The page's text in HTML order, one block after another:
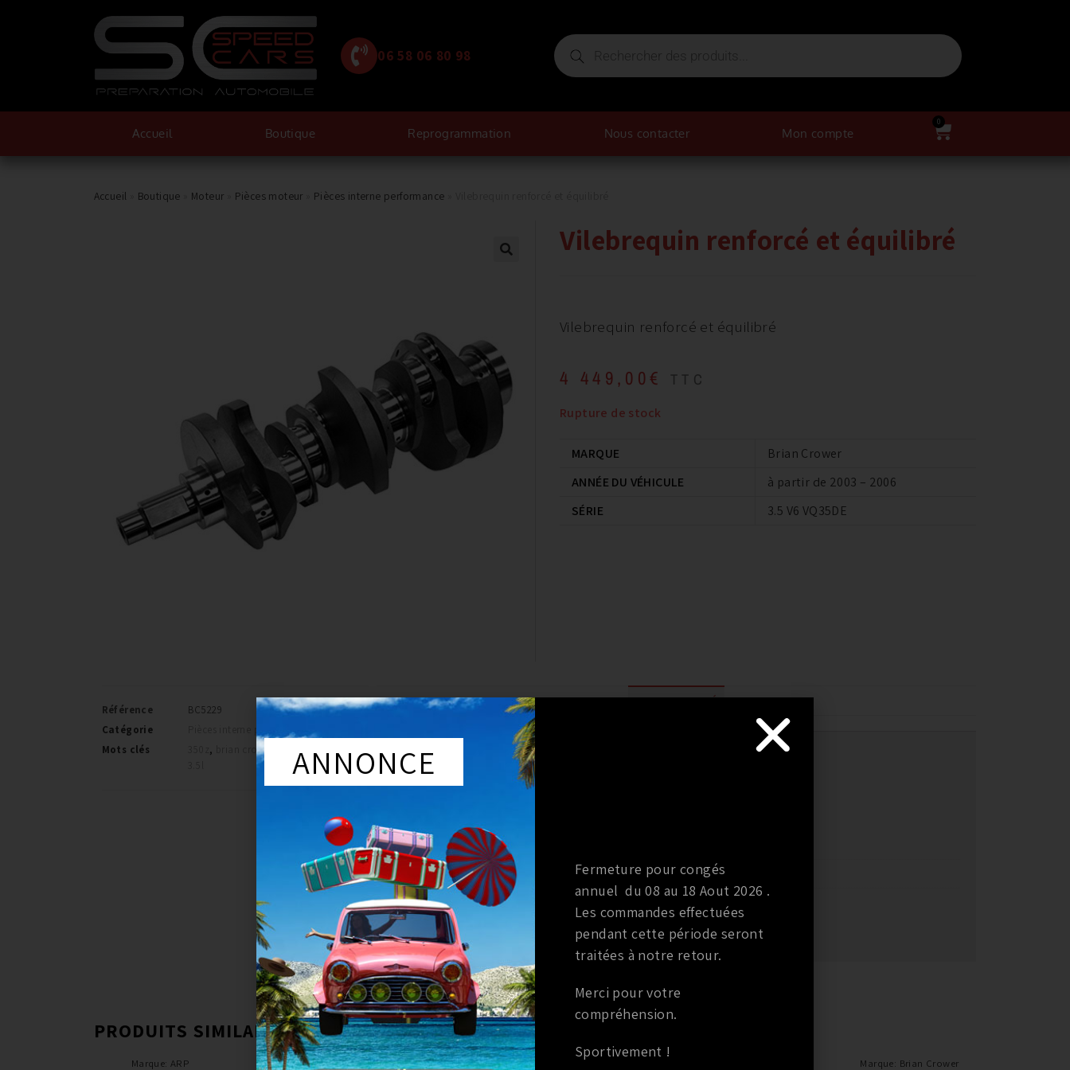
06 58 06 80 98
Accueil Boutique Reprogrammation Nous contacter Mon compte
0
Accueil Boutique Moteur Pièces moteur Pièces interne performance
Vilebrequin renforcé et équilibré
Vilebrequin renforcé et équilibré
4 449,00 € TTC
Rupture de stock
MARQUE
Brian Crower
ANNÉE DU VÉHICULE
à partir de 2003 – 2006
SÉRIE
3.5 V6 VQ35DE
Référence
BC5229
Catégorie
Pièces interne performance
Mots clés
, brian crower moteur , nissan,
v6
COMPATIBILITÉ
VÉHICULES COMPATIBLES
MARQUE
MARQUE MODÈLE
Nissan 350z
PRODUITS SIMILAIRES
Marque:ARP
Marque:Brian Crower
Marque:HKS
Marque Marque: Brian Crower
ANNONCE
Fermeture pour congés
annuel du 08 au 18 Aout 2026 .
Les commandes effectuées
pendant cette période seront
traitées à notre retour.
Merci pour votre
compréhension.
Sportivement !